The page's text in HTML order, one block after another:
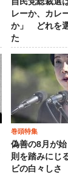
レーか、カレ
か」 どれを
た
巻頭特集
偽善の8月が
則を踏みにじ
ビの白々しさ